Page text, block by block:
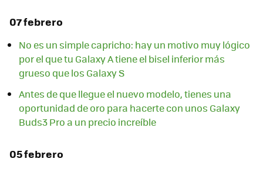
07 febrero
No es un simple capricho: hay un motivo muy lógico
por el que tu Galaxy A tiene el bisel inferior más
grueso que los Galaxy S
Antes de que llegue el nuevo modelo, tienes una
oportunidad de oro para hacerte con unos Galaxy
Buds3 Pro a un precio increíble
05 febrero